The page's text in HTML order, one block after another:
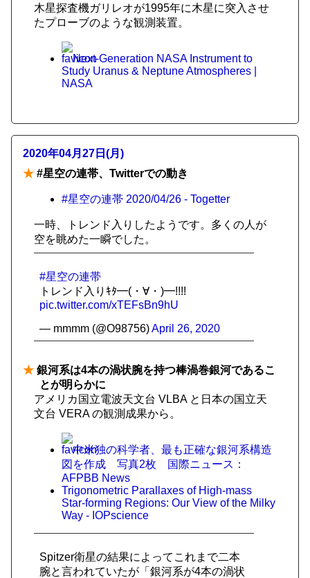
木星探査機ガリレオが1995年に木星に突入させ
たプローブのような観測装置。
Next-Generation NASA Instrument to
Study Uranus & Neptune Atmospheres |
NASA
2020年04月27日(月)
★ #星空の連帯、Twitterでの動き
#星空の連帯 2020/04/26 - Togetter
一時、トレンド入りしたようです。多くの人が
空を眺めた一瞬でした。
#星空の連帯
トレンド入りｷﾀ━(・∀・)━!!!!
pic.twitter.com/xTEFsBn9hU
— mmmm (@O98756)April 26, 2020
★ 銀河系は4本の渦状腕を持つ棒渦巻銀河であるこ
とが明らかに
アメリカ国立電波天文台 VLBA と日本の国立天
文台 VERA の観測成果から。
中米独の科学者、最も正確な銀河系構造
図を作成 写真2枚 国際ニュース：
AFPBB News
Trigonometric Parallaxes of High-mass
Star-forming Regions: Our View of the Milky
Way - IOPscience
Spitzer衛星の結果によってこれまで二本
腕と言われていたが「銀河系が4本の渦状